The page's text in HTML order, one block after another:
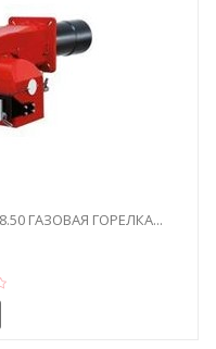
ГАЗОВАЯ ГОРЕЛКА...